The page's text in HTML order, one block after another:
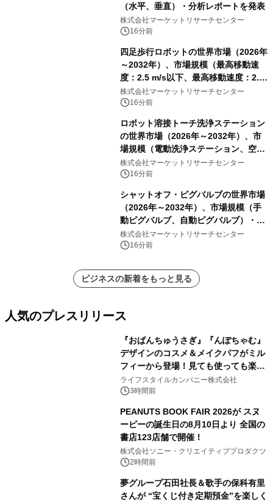
（水平、垂直）・分析レポートを発表
株式会社マーケットリサーチセンター
16分前
四足歩行ロボットの世界市場（2026年
～2032年）、市場規模（最高移動速
度：2.5 m/s以下、最高移動速度：2.5
m/s超）・分析レポートを発表
株式会社マーケットリサーチセンター
16分前
ロボット溶接トーチ洗浄ステーション
の世界市場（2026年～2032年）、市
場規模（電動洗浄ステーション、空圧
洗浄ステーション）・分析レポートを
発表
株式会社マーケットリサーチセンター
16分前
シャットオフ・ピグバルブの世界市場
（2026年～2032年）、市場規模（手
動ピグバルブ、自動ピグバルブ）・分
析レポートを発表
株式会社マーケットリサーチセンター
16分前
ビジネスの新着をもっと見る
人気のプレスリリース
『おぱんちゅうさぎ』『んぽちゃむ』
デザインのコスメ＆メイクパフがミル
フィーから登場！見ても使っても楽し
い、ポップでキュートなコレクショ
ン。
ライフスタイルカンパニー株式会社
3時間前
PEANUTS BOOK FAIR 2026が スヌ
ーピーの誕生日の8月10日より 全国の
書店123店舗で開催！
株式会社ソニー・クリエイティブプロダクツ
2時間前
夢グループ石田社長＆歌手の保科有里
さんが “宝くじ付き定期預金”を楽しく